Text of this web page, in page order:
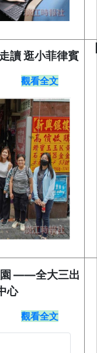
讀 逛小菲律賓
觀看全文
——全大三出
心
觀看全文